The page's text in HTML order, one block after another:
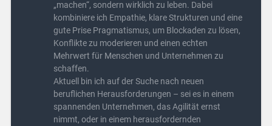
„machen“, sondern wirklich zu leben. Dabei
kombiniere ich Empathie, klare Strukturen und eine
gute Prise Pragmatismus, um Blockaden zu lösen,
Konflikte zu moderieren und einen echten
Mehrwert für Menschen und Unternehmen zu
schaffen.
Aktuell bin ich auf der Suche nach neuen
beruflichen Herausforderungen – sei es in einem
spannenden Unternehmen, das Agilität ernst
nimmt, oder in einem herausfordernden